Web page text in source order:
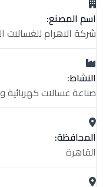
اسم المصنع:
شركة الاهرام للغسالات
النشاط:
صناعة غسالات كهربائية
المحافظة:
القاهرة